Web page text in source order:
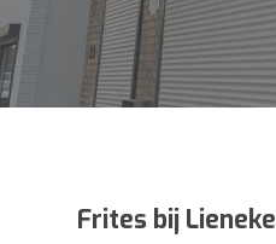
Frites bij Lieneke